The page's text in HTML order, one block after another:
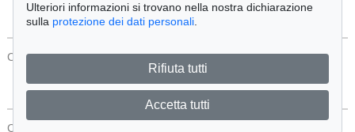
CONTATTI Protezione Dei Dati
CONTATTI
Ulteriori informazioni si trovano nella nostra dichiarazione
sulla protezione dei dati personali
Rifiuta tutti
Accetta tutti